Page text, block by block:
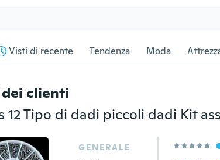
Visti di recente Tendenza Moda
clienti
GENERALE